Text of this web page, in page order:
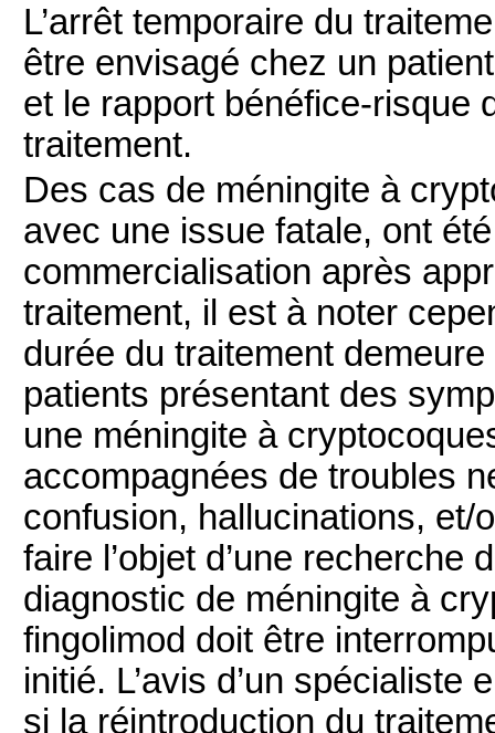
L’arrêt temporaire du
être envisagé chez un
et le rapport bénéfice-risque
traitement.
Des cas de méningite à
avec une issue fatale, ont
commercialisation après
traitement, il est à noter
durée du traitement
patients présentant des
une méningite à
accompagnées de troubles
confusion, hallucinations, et/
faire l’objet d’une
diagnostic de méningite à
fingolimod doit être
initié. L’avis d’un
si la réintroduction du